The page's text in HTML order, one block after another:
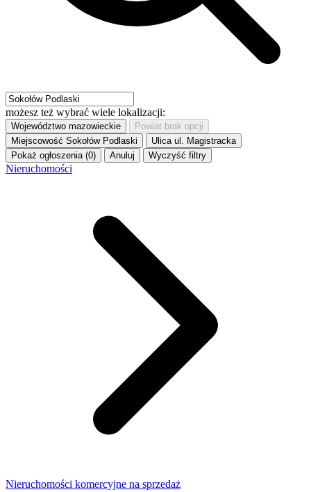
możesz też wybrać wiele lokalizacji:
Województwo mazowieckie Powiat brak opcji
Miejscowość Sokołów Podlaski Ulica ul. Magistracka
Pokaż ogłoszenia (0)
Anuluj Wyczyść filtry
Nieruchomości
Nieruchomości komercyjne na sprzedaż